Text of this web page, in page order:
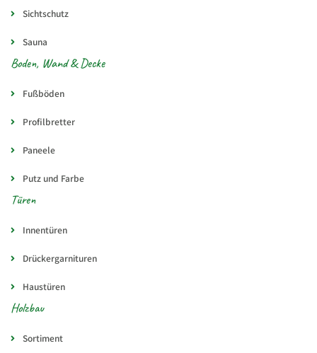
Sichtschutz
Sauna
Boden, Wand & Decke
Fußböden
Profilbretter
Paneele
Putz und Farbe
Türen
Innentüren
Drückergarnituren
Haustüren
Holzbau
Sortiment